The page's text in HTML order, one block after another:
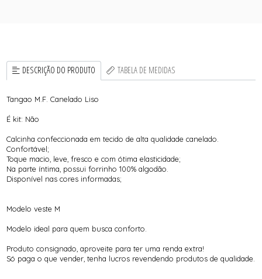
DESCRIÇÃO DO PRODUTO TABELA DE MEDIDAS
Tangao M.F. Canelado Liso
É kit: Não
Calcinha confeccionada em tecido de alta qualidade canelado.
Confortável;
Toque macio, leve, fresco e com ótima elasticidade;
Na parte íntima, possui forrinho 100% algodão.
Disponível nas cores informadas;
Modelo veste M
Modelo ideal para quem busca conforto.
Produto consignado, aproveite para ter uma renda extra!
Só paga o que vender, tenha lucros revendendo produtos de qualidade.